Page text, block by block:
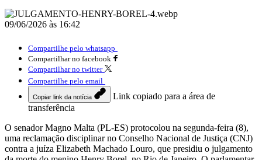
09/06/2026 às 16:42
Compartilhe pelo whatsapp
Compartilhar no facebook
Compartilhar no twitter
Compartilhe pelo email
Copiar link da notícia
Link copiado para a área de
transferência
O senador Magno Malta (PL-ES) protocolou na segunda-feira (8),
uma reclamação disciplinar no Conselho Nacional de Justiça (CNJ)
contra a juíza Elizabeth Machado Louro, que presidiu o julgamento